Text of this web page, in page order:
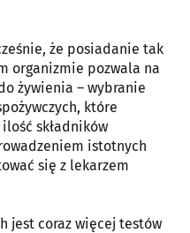
że posiadanie tak
organizmie pozwala na
żywienia – wybranie
które
składników
istotnych
się z lekarzem
jest coraz więcej testów